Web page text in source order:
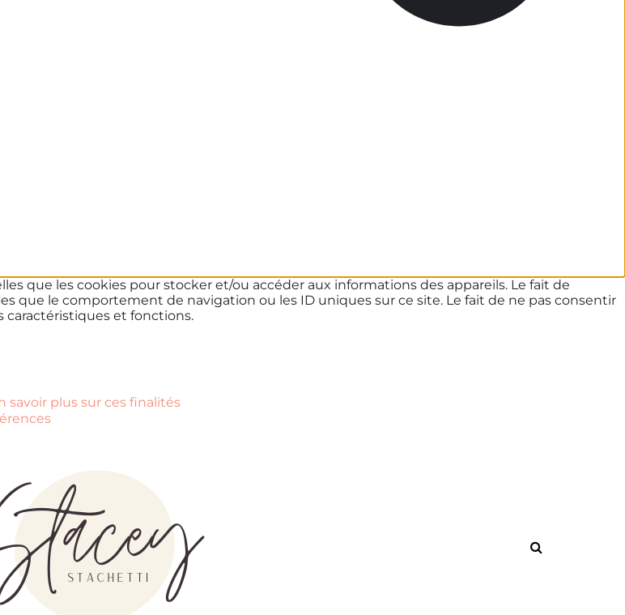
que les cookies pour stocker et/ou accéder aux informations des appareils. Le fait de
que le comportement de navigation ou les ID uniques sur ce site. Le fait de ne pas consentir
et fonctions.
savoir plus sur ces finalités